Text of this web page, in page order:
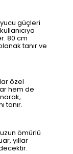
güçleri
80 cm
tanır ve
özel
hem de
tanır.
ömürlü
yıllar